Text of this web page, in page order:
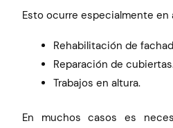
Esto ocurre especialmente
Rehabilitación de
Reparación de
Trabajos en altura.
En muchos casos es